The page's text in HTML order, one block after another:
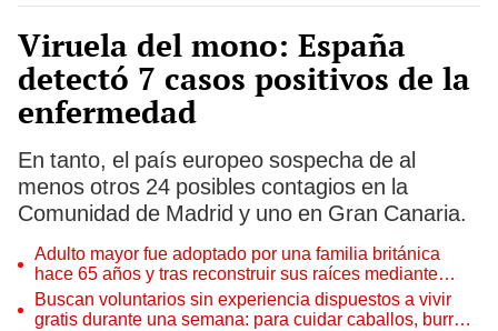
Viruela del mono: España
detectó 7 casos positivos de la
enfermedad
En tanto, el país europeo sospecha de al
menos otros 24 posibles contagios en la
Comunidad de Madrid y uno en Gran Canaria.
Adulto mayor fue adoptado por una familia británica
hace 65 años y tras reconstruir sus raíces mediante
ADN ocurre lo inesperado: “Fue como encontrar una
aguja en un pajar”
Buscan voluntarios sin experiencia dispuestos a vivir
gratis durante una semana: para cuidar caballos, burros